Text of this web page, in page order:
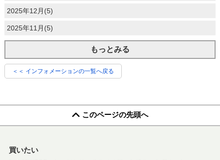
2025年12月(5)
2025年11月(5)
もっとみる
＜＜ インフォメーションの一覧へ戻る
このページの先頭へ
買いたい